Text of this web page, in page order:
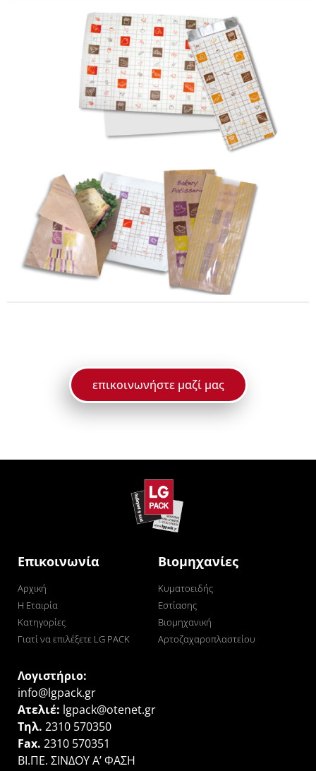
επικοινωνήστε μαζί μας
Επικοινωνία
Αρχική
Η Εταιρία
Κατηγορίες
Γιατί να επιλέξετε LG PACK
Βιομηχανίες
Κυματοειδής
Εστίασης
Βιομηχανική
Αρτοζαχαροπλαστείου
Λογιστήριο:
info@lgpack.gr
Ατελιέ: lgpack@otenet.gr
Τηλ. 2310 570350
Fax. 2310 570351
ΒΙ.ΠΕ. ΣΙΝΔΟΥ Α’ ΦΑΣΗ